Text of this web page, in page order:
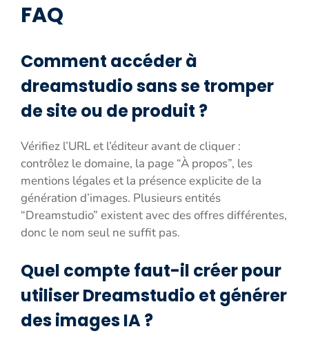
FAQ
Comment accéder à
dreamstudio sans se tromper
de site ou de produit ?
Vérifiez l’URL et l’éditeur avant de cliquer :
contrôlez le domaine, la page “À propos”, les
mentions légales et la présence explicite de la
génération d’images. Plusieurs entités
“Dreamstudio” existent avec des offres différentes,
donc le nom seul ne suffit pas.
Quel compte faut-il créer pour
utiliser Dreamstudio et générer
des images IA ?